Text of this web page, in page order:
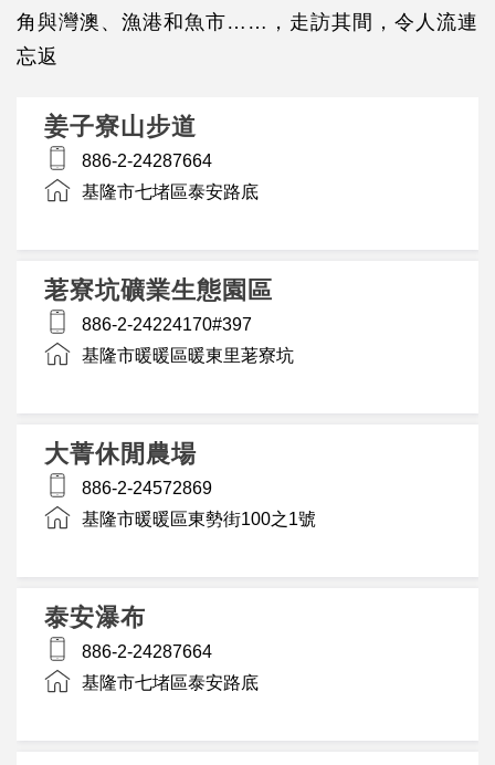
角與灣澳、漁港和魚市……，走訪其間，令人流連
忘返
姜子寮山步道
886-2-24287664
基隆市七堵區泰安路底
荖寮坑礦業生態園區
886-2-24224170#397
基隆市暖暖區暖東里荖寮坑
大菁休閒農場
886-2-24572869
基隆市暖暖區東勢街100之1號
泰安瀑布
886-2-24287664
基隆市七堵區泰安路底